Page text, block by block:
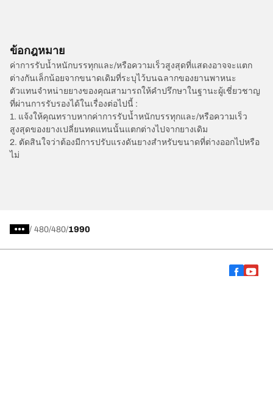
ข้อกฎหมาย
ค่าการรับน้ำหนักบรรทุกและ/หรือความเร็วสูงสุดที่แสดงอาจจะแตก
ต่างกันเล็กน้อยจากขนาดเดิมที่ระบุไว้บนฉลากของยานพาหนะ
ตัวแทนจำหน่ายยางของคุณสามารถให้คำปรึกษาในฐานะผู้เชี่ยวชาญ
ที่ผ่านการรับรองได้ในเรื่องต่อไปนี้ :
1. แจ้งให้คุณทราบหากค่าการรับน้ำหนักบรรทุกและ/หรือความเร็ว
สูงสุดของยางเปลี่ยนทดแทนนั้นแตกต่างไปจากยางเดิม
2. ตัดสินใจว่าต้องมีการปรับแรงดันยางสำหรับขนาดที่ต่างออกไปหรือ
ไม่
/ 480 480 1990